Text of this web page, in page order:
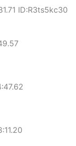
ID:R3ts5kc30